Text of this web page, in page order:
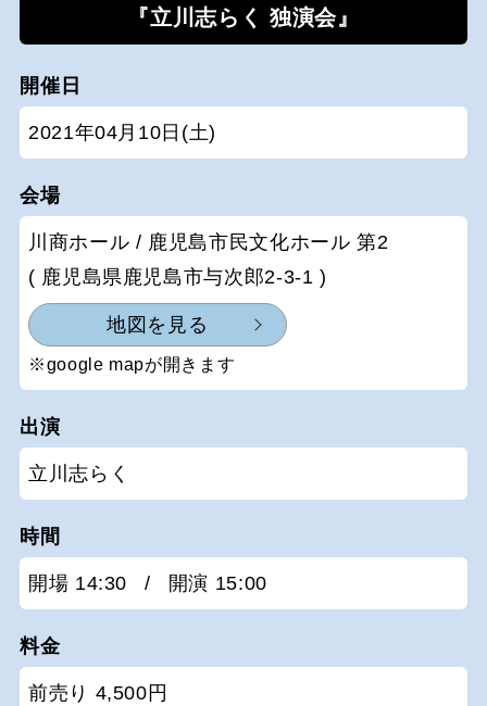
『立川志らく 独演会』
開催日
2021年04月10日(土)
会場
川商ホール / 鹿児島市民文化ホール 第2
( 鹿児島県鹿児島市与次郎2-3-1 )
地図を見る
※google mapが開きます
出演
立川志らく
時間
開場 14:30 / 開演 15:00
料金
前売り 4,500円